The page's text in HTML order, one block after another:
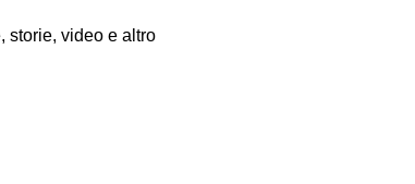
storie, video e altro